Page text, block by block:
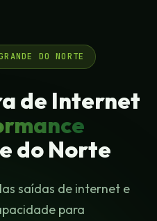
DO NORTE
de Internet
do Norte
saídas de internet e
para